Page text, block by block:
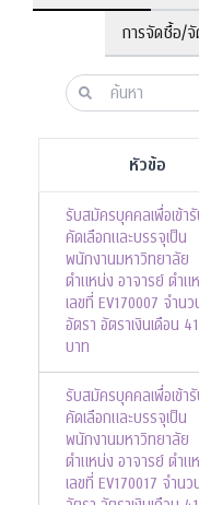
การจัดซื้อ/จั
หัวข้อ
รับสมัครบุคคลเพื่อเข้า
คัดเลือกและบรรจุเป็น
พนักงานมหาวิทยาลัย
ตำแหน่ง อาจารย์ ตำแ
เลขที่ EV170007 จำนว
อัตรา อัตราเงินเดือน
บาท
รับสมัครบุคคลเพื่อเข้า
คัดเลือกและบรรจุเป็น
พนักงานมหาวิทยาลัย
ตำแหน่ง อาจารย์ ตำแ
เลขที่ EV170017 จำนว